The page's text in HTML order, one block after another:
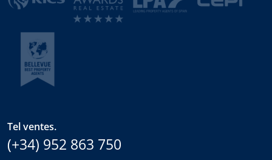
Tel ventes.
(+34) 952 863 750